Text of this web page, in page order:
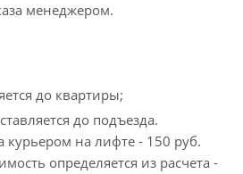
менеджером.
до квартиры;
до подъезда.
курьером на лифте - 150 руб.
определяется из расчета -